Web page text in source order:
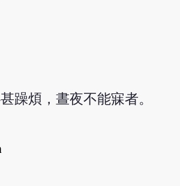
躁煩，晝夜不能寐者。